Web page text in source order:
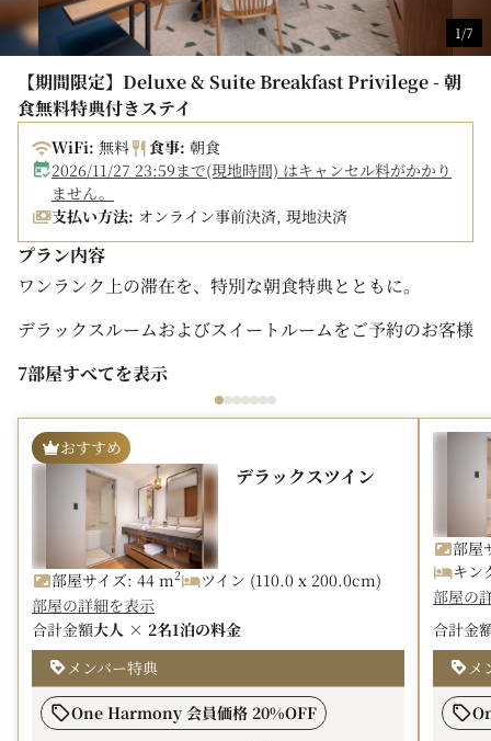
1/7
【期間限定】Deluxe & Suite Breakfast Privilege - 朝
食無料特典付きステイ
WiFi: 無料 食事: 朝食
2026/11/27 23:59まで(現地時間) はキャンセル料がかかり
ません。
支払い方法: オンライン事前決済, 現地決済
プラン内容
ワンランク上の滞在を、特別な朝食特典とともに。
デラックスルームおよびスイートルームをご予約のお客様
ンをご用意しました。
北海道・ニセコの大自然に囲まれた朝。
「Style Kitchen」では、地元食材を取り入れたバラエテ
ィ豊かな朝食ブッフェをご提供いたします。
ゆとりある客室空間とともに、ニッコースタイルニセコ
HANAZONOならではのライフスタイルステイをお楽しみ
ください。
【プラン特典】
・ご朝食無料（通常 大人1名様 ￥4,500）
・対象客室：各種デラックスルーム / 各種スイートルーム
7部屋すべてを表示
おすすめ
デラックスツイン
部屋サイズ: 44 m2
ツイン (110.0 x 200.0cm)
部屋の詳細を表示
合計金額大人 × 2名1泊の料金
メンバー特典
One Harmony 会員価格 20%OFF
部屋
キン
部屋の
合計金
メ